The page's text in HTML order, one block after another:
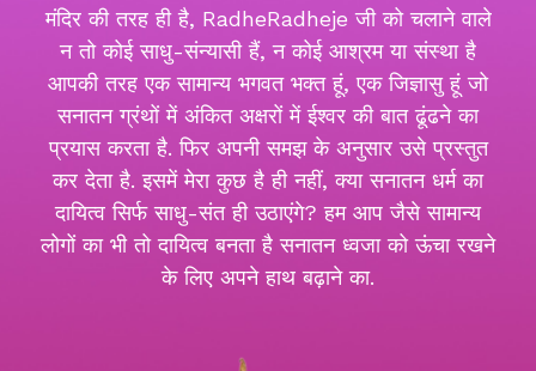
मंदिर की तरह ही है, RadheRadheje जी को चलाने वाले
न तो कोई साधु-संन्यासी हैं, न कोई आश्रम या संस्था है
आपकी तरह एक सामान्य भगवत भक्त हूं, एक जिज्ञासु हूं जो
सनातन ग्रंथों में अंकित अक्षरों में ईश्वर की बात ढूंढने का
प्रयास करता है. फिर अपनी समझ के अनुसार उसे प्रस्तुत
कर देता है. इसमें मेरा कुछ है ही नहीं, क्या सनातन धर्म का
दायित्व सिर्फ साधु-संत ही उठाएंगे? हम आप जैसे सामान्य
लोगों का भी तो दायित्व बनता है सनातन ध्वजा को ऊंचा रखने
के लिए अपने हाथ बढ़ाने का.